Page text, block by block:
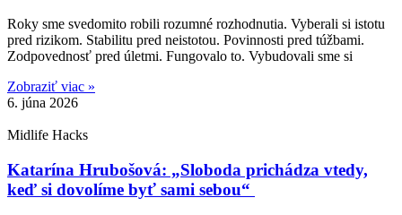
Roky sme svedomito robili rozumné rozhodnutia. Vyberali si istotu
pred rizikom. Stabilitu pred neistotou. Povinnosti pred túžbami.
Zodpovednosť pred úletmi. Fungovalo to. Vybudovali sme si
Zobraziť viac »
6. júna 2026
Midlife Hacks
Katarína Hrubošová: „Sloboda prichádza vtedy,
keď si dovolíme byť sami sebou“